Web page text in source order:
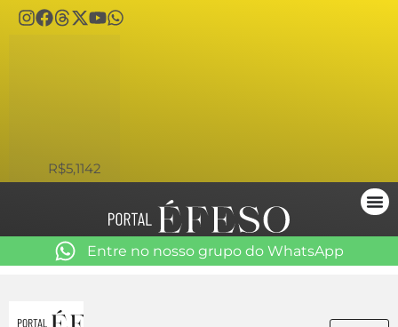
R$5,1142
Entre no nosso grupo do WhatsApp